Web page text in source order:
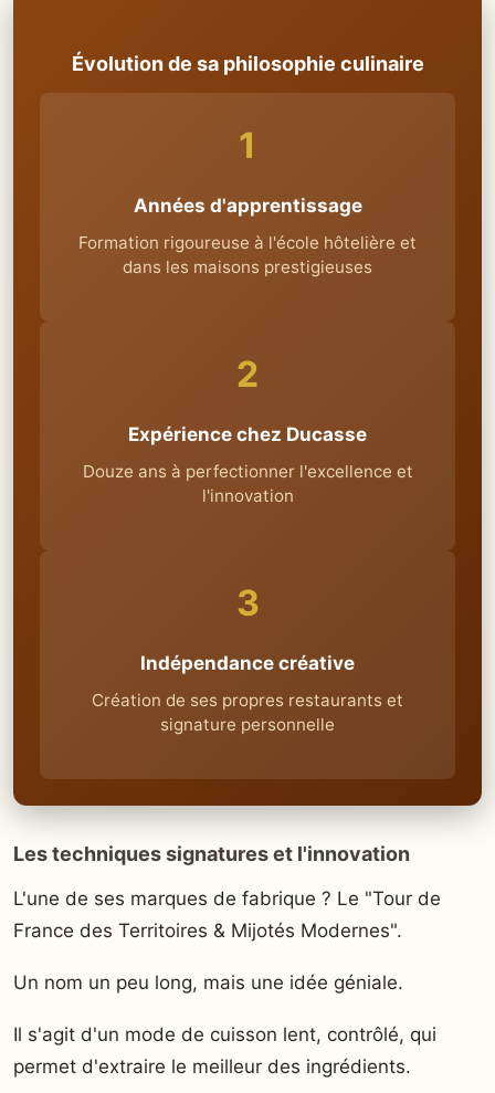
Évolution de sa philosophie culinaire
1
Années d'apprentissage
Formation rigoureuse à l'école hôtelière et
dans les maisons prestigieuses
2
Expérience chez Ducasse
Douze ans à perfectionner l'excellence et
l'innovation
3
Indépendance créative
Création de ses propres restaurants et
signature personnelle
Les techniques signatures et l'innovation
L'une de ses marques de fabrique ? Le "Tour de
France des Territoires & Mijotés Modernes".
Un nom un peu long, mais une idée géniale.
Il s'agit d'un mode de cuisson lent, contrôlé, qui
permet d'extraire le meilleur des ingrédients.